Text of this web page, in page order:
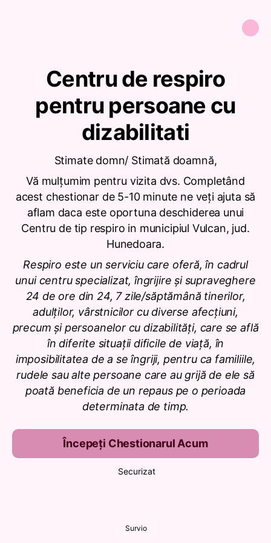
Centru de respiro
pentru persoane cu
dizabilitati
Stimate domn/ Stimată doamnă,
Vă mulțumim pentru vizita dvs. Completând
acest chestionar de 5-10 minute ne veți ajuta să
aflam daca este oportuna deschiderea unui
Centru de tip respiro in municipiul Vulcan, jud.
Hunedoara.
Respiro este un serviciu care oferă, în cadrul
unui centru specializat, îngrijire și supraveghere
24 de ore din 24, 7 zile/săptămână tinerilor,
adulților, vârstnicilor cu diverse afecțiuni,
precum și persoanelor cu dizabilități, care se află
în diferite situații dificile de viață, în
imposibilitatea de a se îngriji, pentru ca familiile,
rudele sau alte persoane care au grijă de ele să
poată beneficia de un repaus pe o perioada
determinata de timp.
Începeți Chestionarul Acum
Securizat
Survio